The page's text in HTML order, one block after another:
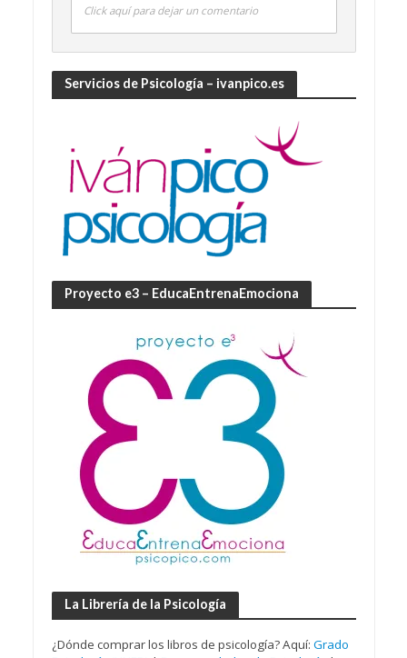
Click aquí para dejar un comentario
Servicios de Psicología – ivanpico.es
Proyecto e3 – EducaEntrenaEmociona
La Librería de la Psicología
¿Dónde comprar los libros de psicología? Aquí: Grado